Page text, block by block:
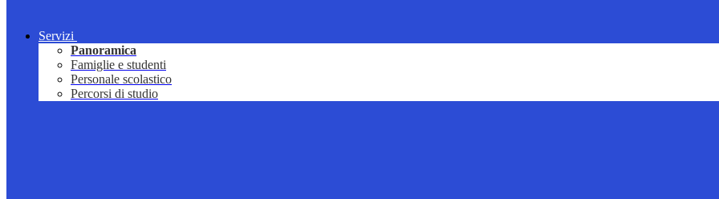
Servizi
Panoramica
Famiglie e studenti
Personale scolastico
Percorsi di studio